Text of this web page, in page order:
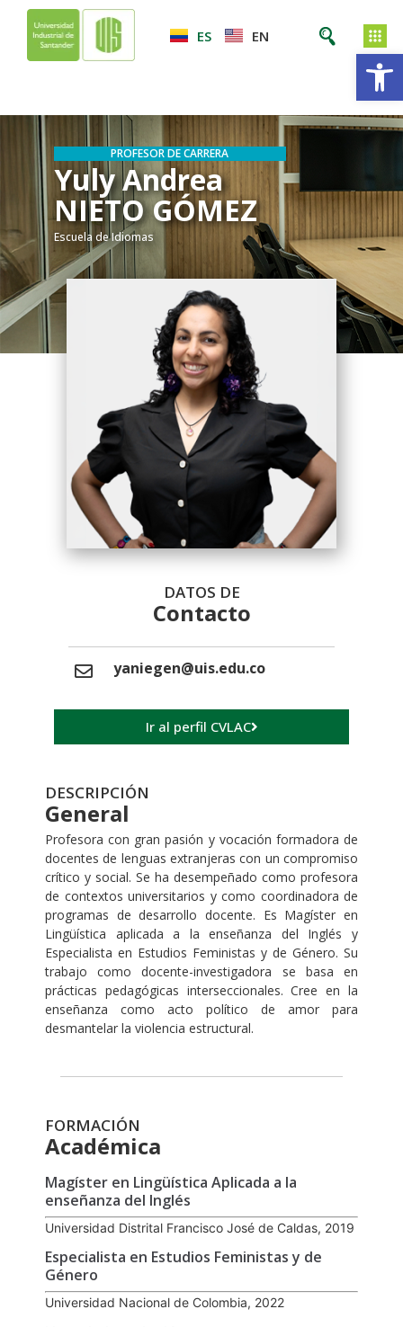
ES EN
PROFESOR DE CARRERA
Yuly Andrea
NIETO GÓMEZ
Escuela de Idiomas
DATOS DE
Contacto
yaniegen@uis.edu.co
Ir al perfil CVLAC
DESCRIPCIÓN
General
Profesora con gran pasión y vocación formadora de
docentes de lenguas extranjeras con un compromiso
crítico y social. Se ha desempeñado como profesora
de contextos universitarios y como coordinadora de
programas de desarrollo docente. Es Magíster en
Lingüística aplicada a la enseñanza del Inglés y
Especialista en Estudios Feministas y de Género. Su
trabajo como docente-investigadora se basa en
prácticas pedagógicas interseccionales. Cree en la
enseñanza como acto político de amor para
desmantelar la violencia estructural.
FORMACIÓN
Académica
Magíster en Lingüística Aplicada a la
enseñanza del Inglés
Universidad Distrital Francisco José de Caldas, 2019
Especialista en Estudios Feministas y de
Género
Universidad Nacional de Colombia, 2022